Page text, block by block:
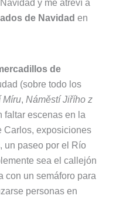
y me atreví a
de Navidad en
de
(sobre todo los
Míru, Náměstí Jiřího z
faltar escenas en la
Carlos, exposiciones
un paseo por el Río
sea el callejón
con un semáforo para
personas en